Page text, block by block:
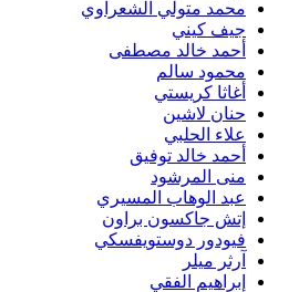
محمد متولي الشعراوي
جيف كيني
أحمد خالد مصطفى
محمود سالم
أغاثا كريستي
حنان لاشين
علاء الحلبي
أحمد خالد توفيق
منى المرشود
عبد الوهاب المسيري
إتش جاكسون براون
فيودور دوستويفسكي
آرثر ميلر
إبراهيم الفقي